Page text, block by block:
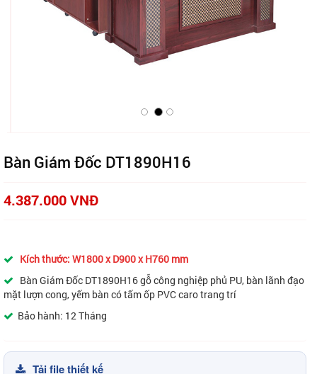
Bàn Giám Đốc DT1890H16
4.387.000 VNĐ
Kích thước: W1800 x D900 x H760 mm
Bàn Giám Đốc DT1890H16 gỗ công nghiệp phủ PU, bàn lãnh đạo
mặt lượn cong, yếm bàn có tấm ốp PVC caro trang trí
Bảo hành: 12 Tháng
Tải file thiết kế